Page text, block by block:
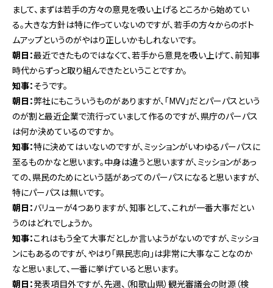
まして、まずは若手の方々の意見を吸い上げるところから始めてい
る。大きな方針は特に作っていないのですが、若手の方々からのボト
ムアップというのがやはり正しいかもしれないです。
朝日：最近できたものではなくて、若手から意見を吸い上げて、前知事
時代からずっと取り組んできたということですか。
知事：そうです。
朝日：弊社にもこういうものがありますが、「MVV」だとパーパスという
のが割と最近企業で流行っていまして作るのですが、県庁のパーパス
は何か決めているのですか。
知事：特に決めてはいないのですが、ミッションがいわゆるパーパスに
至るものかなと思います。中身は違うと思いますが、ミッションがあっ
ての、県民のためにという話があってのパーパスになると思いますが、
特にパーパスは無いです。
朝日：バリューが4つありますが、知事として、これが一番大事だとい
うのはどれでしょうか。
知事：これはもう全て大事だとしか言いようがないのですが、ミッショ
ンにもあるのですが、やはり「県民志向」は非常に大事なことなのか
なと思いまして、一番に挙げていると思います。
朝日：発表項目外ですが、先週、（和歌山県）観光審議会の財源（検